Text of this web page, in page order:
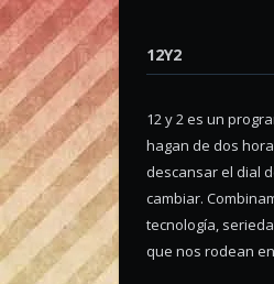
12Y2
12 y 2 es un
hagan de dos
descansar el dial
cambiar.
tecnología,
que nos rodean